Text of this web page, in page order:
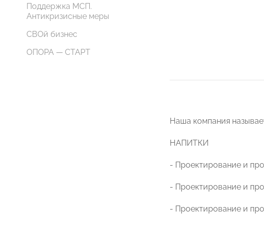
Поддержка МСП.
Антикризисные меры
СВОй бизнес
ОПОРА — СТАРТ
Наша компания
НАПИТКИ
- Проектирование и
- Проектирование и
- Проектирование и